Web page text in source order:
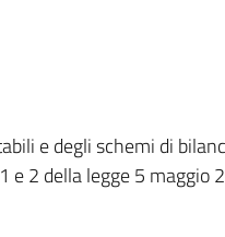
e degli schemi di
e 2 della legge 5 maggio